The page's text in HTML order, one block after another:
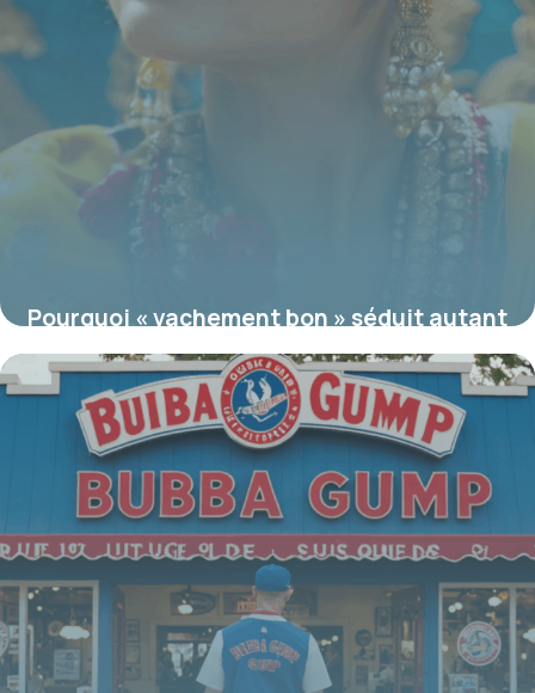
Pourquoi « vachement bon » séduit autant
: secrets, usages et détournements
19 juin 2026